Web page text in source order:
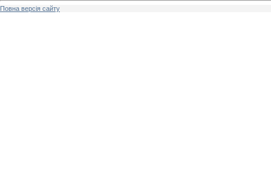
Повна версія сайту